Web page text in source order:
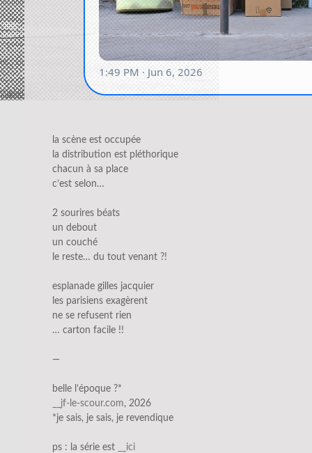
la scène est occupée
la distribution est pléthorique
chacun à sa place
c’est selon…
2 sourires béats
un debout
un couché
le reste… du tout venant ?!
esplanade gilles jacquier
les parisiens exagèrent
ne se refusent rien
… carton facile !!
—
belle l’époque ?*
__jf-le-scour.com, 2026
*je sais, je sais, je revendique
ps : la série est __ici